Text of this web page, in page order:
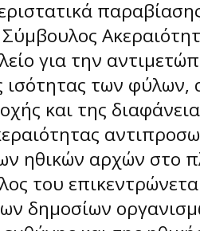
για την
ισότητας των φύλων,
και της
ηθικών αρχών στο
του
δημοσίων